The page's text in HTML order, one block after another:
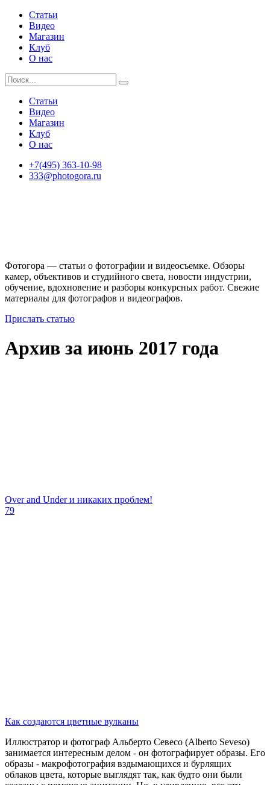
Статьи
Видео
Магазин
Клуб
О нас
Статьи
Видео
Магазин
Клуб
О нас
+7(495) 363-10-98
333@photogora.ru
Фотогора — статьи о фотографии и видеосъемке. Обзоры
камер, объективов и студийного света, новости индустрии,
обучение, вдохновение и разборы конкурсных работ. Свежие
материалы для фотографов и видеографов.
Прислать статью
Архив за июнь 2017 года
Over and Under и никаких проблем!
79
Как создаются цветные вулканы
Иллюстратор и фотограф Альберто Севесо (Alberto Seveso)
занимается интересным делом - он фотографирует образы. Его
образы - макрофотография вздымающихся и бурлящих
облаков цвета, которые выглядят так, как будто они были